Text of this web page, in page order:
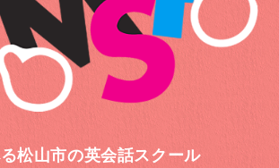
松山市の英会話スクール